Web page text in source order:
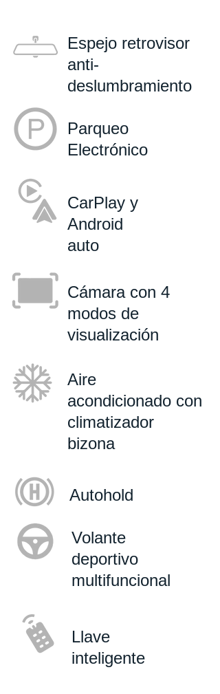
Espejo retrovisor
anti-
deslumbramiento
Parqueo
Electrónico
CarPlay y
Android
auto
Cámara con 4
modos de
visualización
Aire
acondicionado con
climatizador
bizona
Autohold
Volante
deportivo
multifuncional
Llave
inteligente